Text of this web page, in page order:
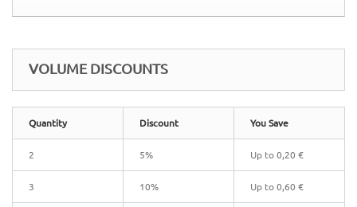
VOLUME DISCOUNTS
Quantity Discount You Save
2 5% Up to0,20 €
3 10% Up to0,60 €